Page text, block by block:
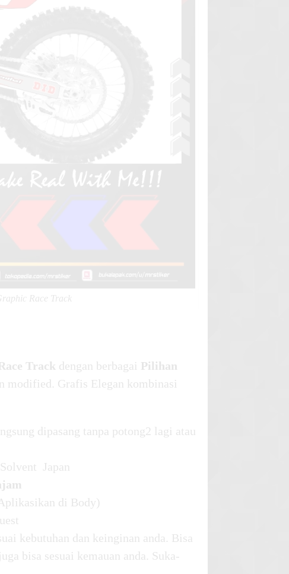
Race Track
Track dengan berbagai Pilihan
modified. Grafis Elegan kombinasi
dipasang tanpa potong2 lagi atau
Japan
di Body)
kebutuhan dan keinginan anda. Bisa
bisa sesuai kemauan anda. Suka-